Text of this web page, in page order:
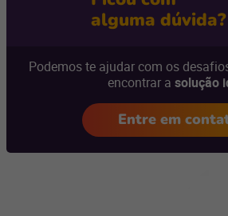
alguma dúvida?
Podemos te ajudar com os
encontrar a solução
Entre em